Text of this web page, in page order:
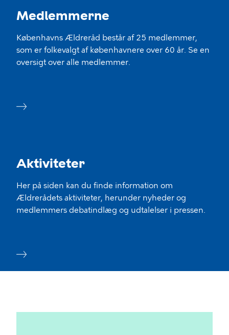
Medlemmerne
Københavns Ældreråd består af 25 medlemmer,
som er folkevalgt af københavnere over 60 år. Se en
oversigt over alle medlemmer.
Aktiviteter
Her på siden kan du finde information om
Ældrerådets aktiviteter, herunder nyheder og
medlemmers debatindlæg og udtalelser i pressen.